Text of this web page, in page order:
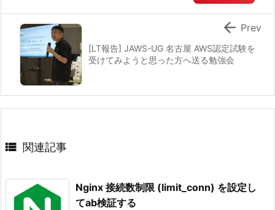
[LT報告] JAWS-UG 名古屋 AWS認定試験を
受けてみようと思った方へ送る勉強会
 Prev
 関連記事
Nginx 接続数制限 (limit_conn) を設定し
てab検証する